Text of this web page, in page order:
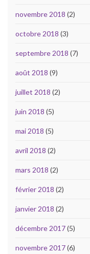
novembre 2018 (2)
octobre 2018 (3)
septembre 2018 (7)
août 2018 (9)
juillet 2018 (2)
juin 2018 (5)
mai 2018 (5)
avril 2018 (2)
mars 2018 (2)
février 2018 (2)
janvier 2018 (2)
décembre 2017(5)
novembre 2017(6)